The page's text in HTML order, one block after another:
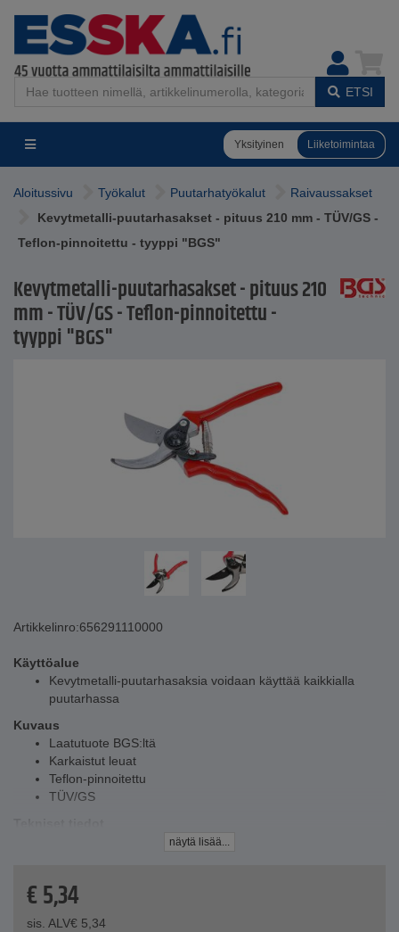
ETSI
Yksityinen Liiketoimintaa
Aloitussivu Työkalut Puutarhatyökalut
Raivaussakset
Kevytmetalli-puutarhasakset - pituus 210 mm - TÜV/GS -
Teflon-pinnoitettu - tyyppi "BGS"
Kevytmetalli-puutarhasakset - pituus 210
mm - TÜV/GS - Teflon-pinnoitettu -
tyyppi "BGS"
Artikkelinro:656291110000
Käyttöalue
Kevytmetalli-puutarhasaksia voidaan käyttää kaikkialla
puutarhassa
Kuvaus
Laatutuote BGS:ltä
Karkaistut leuat
Teflon-pinnoitettu
TÜV/GS
näytä lisää...
€5,34
sis. ALV€ 5,34